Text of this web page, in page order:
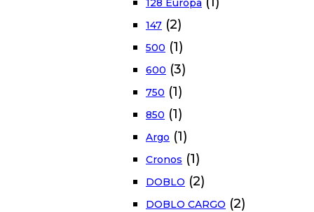
147 (2)
500 (1)
600 (3)
750 (1)
850 (1)
Argo (1)
Cronos (1)
DOBLO (2)
DOBLO CARGO (2)